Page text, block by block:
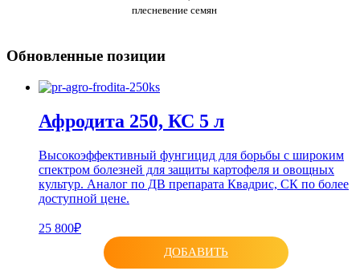
плесневение семян
Обновленные позиции
Афродита 250, КС 5 л
Высокоэффективный фунгицид для борьбы с широким
спектром болезней для защиты картофеля и овощных
культур. Аналог по ДВ препарата Квадрис, СК по более
доступной цене.
25 800₽
ДОБАВИТЬ